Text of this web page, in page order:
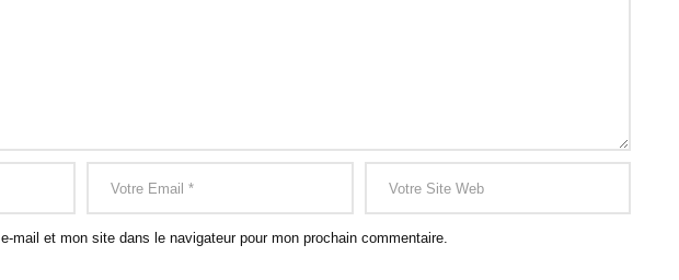
mail et mon site dans le navigateur pour mon prochain commentaire.